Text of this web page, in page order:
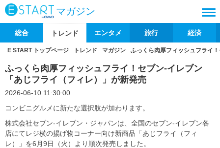
マガジン
総合 トレンド エンタメ 旅行 経済
E START トップページ トレンド マガジン ふっくら肉厚フィッシュフライ
ふっくら肉厚フィッシュフライ！セブン-イレブン
「あじフライ（フィレ）」が新発売
2026-06-10 11:30:00
コンビニグルメに新たな選択肢が加わります。
株式会社セブン‐イレブン・ジャパンは、全国のセブン-イレブン各
店にてレジ横の揚げ物コーナー向け新商品「あじフライ（フィ
レ）」を6月9日（火）より順次発売しました。